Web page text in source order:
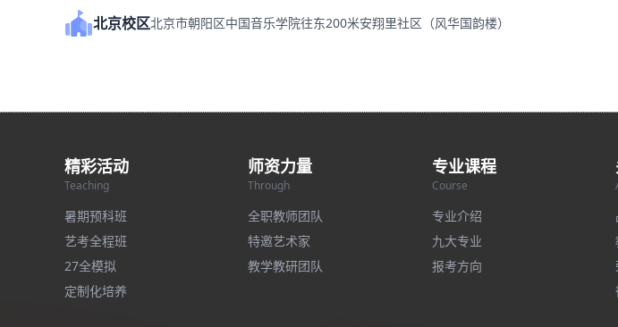
北京校区北京市朝阳区中国音乐学院往东200米安翔里社区（风华国韵楼）
精彩活动
Teaching
暑期预科班
艺考全程班
27全模拟
定制化培养
师资力量
Through
全职教师团队
特邀艺术家
教学教研团队
专业课程
Course
专业介绍
九大专业
报考方向